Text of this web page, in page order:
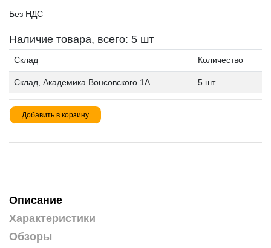
Без НДС
Наличие товара, всего: 5 шт
Склад Количество
Склад, Академика Вонсовского 1А 5 шт.
Добавить в корзину
Описание
Характеристики
Обзоры